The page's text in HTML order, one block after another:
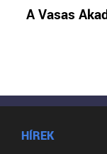
A Vasas
HÍREK